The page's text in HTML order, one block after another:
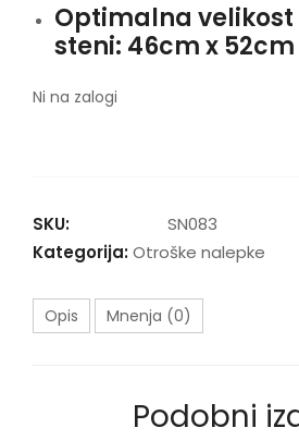
Optimalna velikost
steni: 46cm x 52cm
Ni na zalogi
SKU:
SN083
Kategorija:Otroške nalepke
Opis Mnenja (0)
Podobni